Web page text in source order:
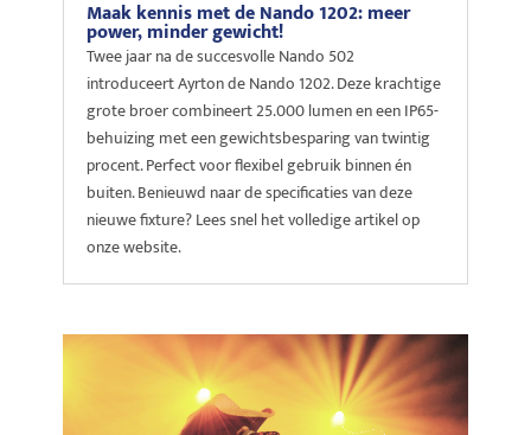
Maak kennis met de Nando 1202: meer
power, minder gewicht!
Twee jaar na de succesvolle Nando 502
introduceert Ayrton de Nando 1202. Deze krachtige
grote broer combineert 25.000 lumen en een IP65-
behuizing met een gewichtsbesparing van twintig
procent. Perfect voor flexibel gebruik binnen én
buiten. Benieuwd naar de specificaties van deze
nieuwe fixture? Lees snel het volledige artikel op
onze website.